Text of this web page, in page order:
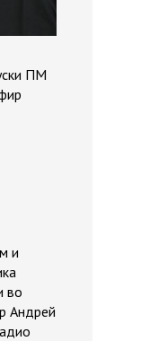
ПМ
и
во
Андрей